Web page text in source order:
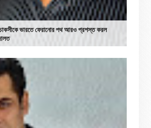
ভারতে ফেরানোর পথ আরও প্রশস্ত করল